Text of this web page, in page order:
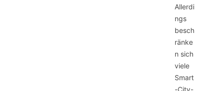
Allerdi
ngs
besch
ränke
n sich
viele
Smart
-City-